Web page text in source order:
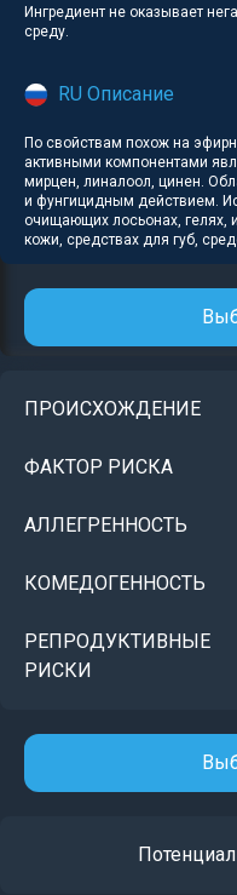
Ингредиент не оказывает
среду.
RU Описание
По свойствам похож на
активными компонентами
мирцен, линалоол, цинен.
и фунгицидным действием.
очищающих лосьонах, гелях,
кожи, средствах для губ,
ПРОИСХОЖДЕНИЕ
ФАКТОР РИСКА
АЛЛЕГРЕННОСТЬ
КОМЕДОГЕННОСТЬ
РЕПРОДУКТИВНЫЕ
РИСКИ